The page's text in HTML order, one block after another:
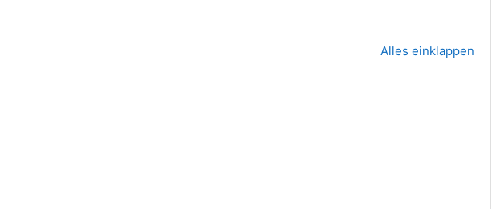
Alles einklappen